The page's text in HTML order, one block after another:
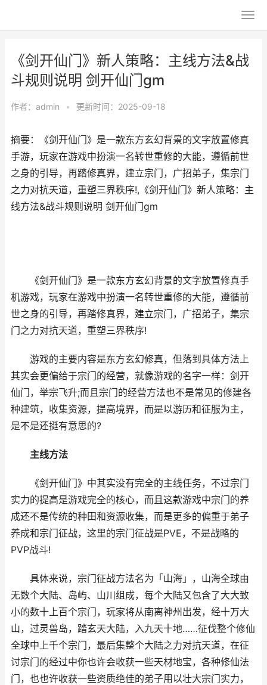
《剑开仙门》新人策略：主线方法&战
斗规则说明 剑开仙门gm
作者： admin • 更新时间：2025-09-18
摘要：《剑开仙门》是一款东方玄幻背景的文字放置修真
手游，玩家在游戏中扮演一名转世重修的大能，遵循前世
之身的引导，再踏修真界，建立宗门，广招弟子，集宗门
之力对抗天道，重塑三界秩序!,《剑开仙门》新人策略：主
线方法&战斗规则说明 剑开仙门gm
《剑开仙门》是一款东方玄幻背景的文字放置修真手
机游戏，玩家在游戏中扮演一名转世重修的大能，遵循前
世之身的引导，再踏修真界，建立宗门，广招弟子，集宗
门之力对抗天道，重塑三界秩序!
游戏的主要内容是东方玄幻修真，但落到具体方法上
其实会更偏给于宗门的经营，就像游戏的名字一样：剑开
仙门，举宗飞升;而且宗门的经营方法也不是常见的修建各
种建筑，收集资源，提高境界，而是以游历和征服为主，
是不是还挺有意思的?
主线方法
《剑开仙门》中其实没有完全的主线任务，不过宗门
实力的提高是游戏完全的核心，而且这款游戏中宗门的养
成还不是传统的种田和资源收集，而是更多的偏重于弟子
养成和宗门征战，这里的宗门征战是PVE，不是战略的
PVP战斗!
具体来说，宗门征战方法名为「山海」，山海全球由
无数个大陆、岛屿、山川组成，每个大陆又包含了大大致
小的数十上百个宗门，玩家将从南离神州出发，经十万大
山，过灵兽岛，踏玄天大陆，入九天十地……征伐整个修仙
全球中上千个宗门，最后集整个大陆之力对抗天道，在征
讨宗门的经过中你也许会收获一些天材地宝，各种修仙法
门，也也许收获一些资质绝佳的弟子用以壮大宗门实力，